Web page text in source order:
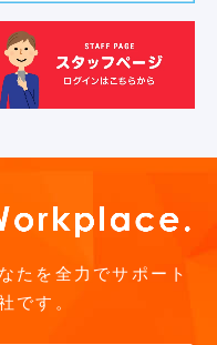
たを全力でサポート
です。